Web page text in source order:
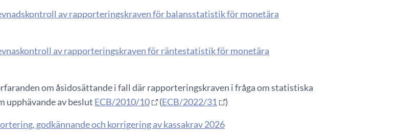
av rapporteringskraven för balansstatistik för monetära
av rapporteringskraven för räntestatistik för monetära
om åsidosättande i fall där rapporteringskraven i fråga om statistiska
upphävande av beslut ECB/2010/10 (ECB/2022/31
)
godkännande och korrigering av kassakrav 2026